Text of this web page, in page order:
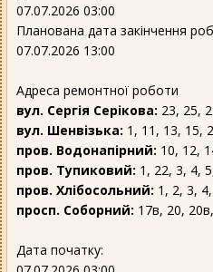
07.07.2026 03:00
Планована дата закінчення
07.07.2026 13:00
Адреса ремонтної роботи
вул. Сергія Серікова: 23, 25,
вул. Шенвізька: 1, 11, 13, 15,
пров. Водонапірний: 10, 12,
пров. Тупиковий: 1, 22, 3, 4,
пров. Хлібосольний: 1, 2, 3,
просп. Соборний: 17в, 20,
Дата початку: